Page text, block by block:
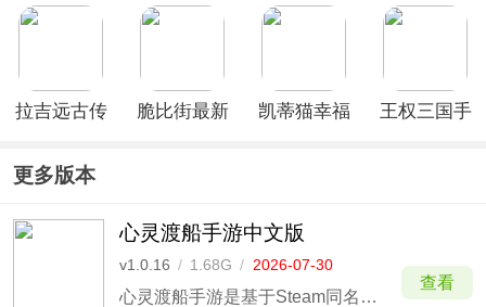
汉化版
拉吉远古传
版
脆比街最新
凯蒂猫幸福
王权三国手
更多版本
心灵渡船手游中文版
v1.0.16 / 1.68G / 2026-07-30
心灵渡船手游是基于Steam同名游戏移植而来的一款治愈系剧情模拟经营游戏，玩家将扮演一位“灵魂摆渡人”与你的小猫一同建造并驾驶渡船，穿梭在各个奇幻岛屿之间寻找被困的灵魂，砍树、种地、捕鱼、烹饪结识性格各异的伙伴，了解他们与他们做朋友，倾听他们的故事，帮助他们了却未竟的心愿，
查看